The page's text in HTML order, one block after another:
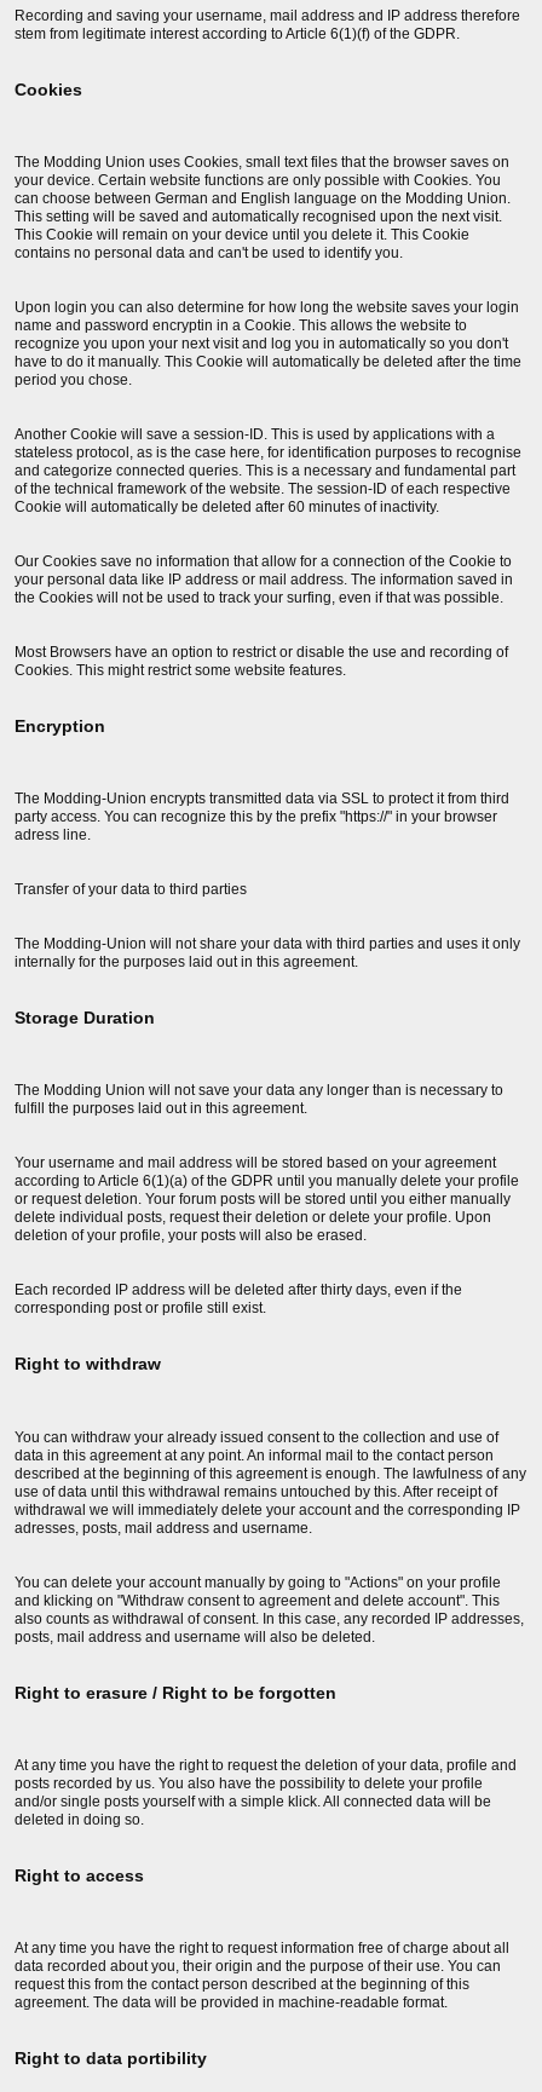
Recording and saving your username, mail address and IP address therefore
stem from legitimate interest according to Article 6(1)(f) of the GDPR.
Cookies
The Modding Union uses Cookies, small text files that the browser saves on
your device. Certain website functions are only possible with Cookies. You
can choose between German and English language on the Modding Union.
This setting will be saved and automatically recognised upon the next visit.
This Cookie will remain on your device until you delete it. This Cookie
contains no personal data and can't be used to identify you.
Upon login you can also determine for how long the website saves your login
name and password encryptin in a Cookie. This allows the website to
recognize you upon your next visit and log you in automatically so you don't
have to do it manually. This Cookie will automatically be deleted after the time
period you chose.
Another Cookie will save a session-ID. This is used by applications with a
stateless protocol, as is the case here, for identification purposes to recognise
and categorize connected queries. This is a necessary and fundamental part
of the technical framework of the website. The session-ID of each respective
Cookie will automatically be deleted after 60 minutes of inactivity.
Our Cookies save no information that allow for a connection of the Cookie to
your personal data like IP address or mail address. The information saved in
the Cookies will not be used to track your surfing, even if that was possible.
Most Browsers have an option to restrict or disable the use and recording of
Cookies. This might restrict some website features.
Encryption
The Modding-Union encrypts transmitted data via SSL to protect it from third
party access. You can recognize this by the prefix "https://" in your browser
adress line.
Transfer of your data to third parties
The Modding-Union will not share your data with third parties and uses it only
internally for the purposes laid out in this agreement.
Storage Duration
The Modding Union will not save your data any longer than is necessary to
fulfill the purposes laid out in this agreement.
Your username and mail address will be stored based on your agreement
according to Article 6(1)(a) of the GDPR until you manually delete your profile
or request deletion. Your forum posts will be stored until you either manually
delete individual posts, request their deletion or delete your profile. Upon
deletion of your profile, your posts will also be erased.
Each recorded IP address will be deleted after thirty days, even if the
corresponding post or profile still exist.
Right to withdraw
You can withdraw your already issued consent to the collection and use of
data in this agreement at any point. An informal mail to the contact person
described at the beginning of this agreement is enough. The lawfulness of any
use of data until this withdrawal remains untouched by this. After receipt of
withdrawal we will immediately delete your account and the corresponding IP
adresses, posts, mail address and username.
You can delete your account manually by going to "Actions" on your profile
and klicking on "Withdraw consent to agreement and delete account". This
also counts as withdrawal of consent. In this case, any recorded IP addresses,
posts, mail address and username will also be deleted.
Right to erasure / Right to be forgotten
At any time you have the right to request the deletion of your data, profile and
posts recorded by us. You also have the possibility to delete your profile
and/or single posts yourself with a simple klick. All connected data will be
deleted in doing so.
Right to access
At any time you have the right to request information free of charge about all
data recorded about you, their origin and the purpose of their use. You can
request this from the contact person described at the beginning of this
agreement. The data will be provided in machine-readable format.
Right to data portibility